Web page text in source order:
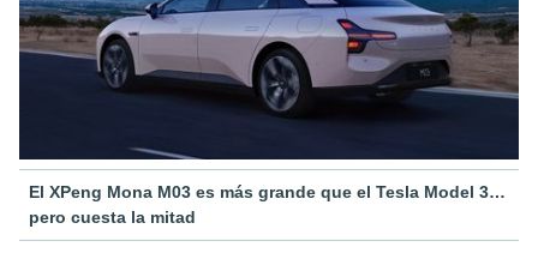
El XPeng Mona M03 es más grande que el Tesla Model 3…
pero cuesta la mitad